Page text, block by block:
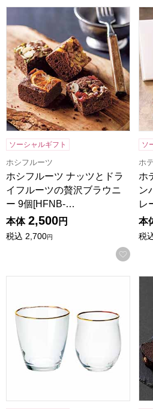
ホシフルーツ ナッツとドライフ
ソーシャルギフト
ホシフルーツ
ホシフルーツ ナッツとドラ
イフルーツの贅沢ブラウニ
ー 9個[HFNB-…
本体 2,500円
税込 2,700円
お気
ソ
ホ
ホ
ン
レ
本
税
Cheers 飲み比べセット ミニ